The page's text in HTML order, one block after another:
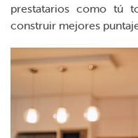
prestatarios como tú
construir mejores